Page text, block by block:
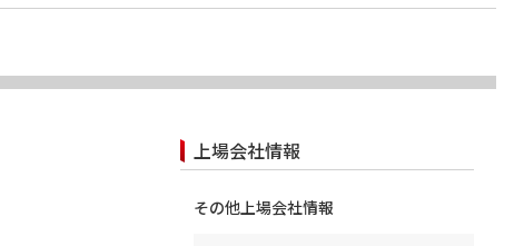
上場会社情報
その他上場会社情報